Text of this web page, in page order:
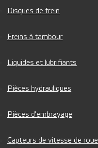
Disques de frein
Freins à tambour
Liquides et lubrifiants
Pièces hydrauliques
Pièces d'embrayage
Capteurs de vitesse de roue